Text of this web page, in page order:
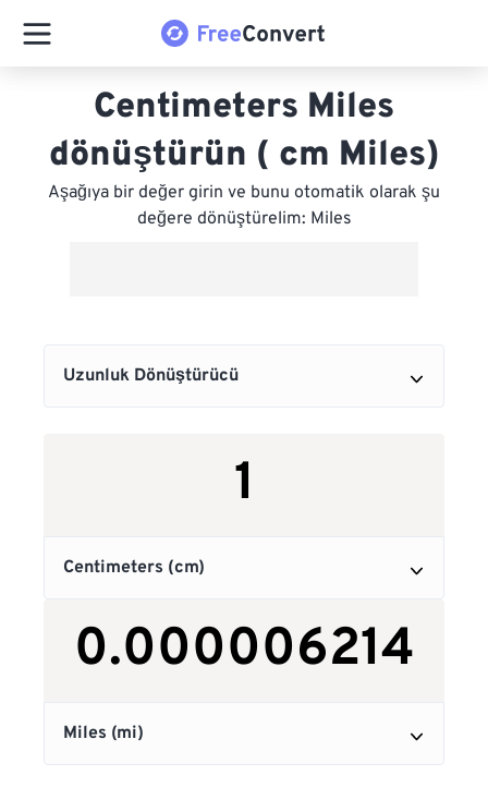
Centimeters Miles
dönüştürün ( cm Miles)
Aşağıya bir değer girin ve bunu otomatik olarak şu
değere dönüştürelim: Miles